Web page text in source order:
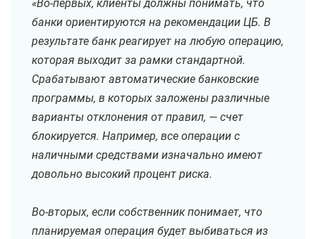
«Во-первых, клиенты должны понимать, что
банки ориентируются на рекомендации ЦБ. В
результате банк реагирует на любую операцию,
которая выходит за рамки стандартной.
Срабатывают автоматические банковские
программы, в которых заложены различные
варианты отклонения от правил, — счет
блокируется. Например, все операции с
наличными средствами изначально имеют
довольно высокий процент риска.
Во-вторых, если собственник понимает, что
планируемая операция будет выбиваться из